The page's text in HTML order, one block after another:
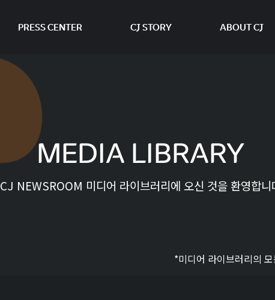
PRESS CENTER CJ STORY ABOUT CJ
MEDIA LIBRARY
CJ NEWSROOM 미디어 라이브러리에 오신 것을 환영합니
*미디어 라이브러리의